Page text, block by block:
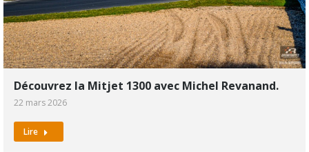
Découvrez la Mitjet 1300 avec Michel Revanand.
22 mars 2026
Lire